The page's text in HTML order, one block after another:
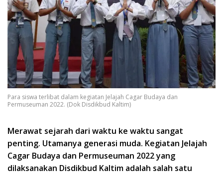
Para siswa terlibat dalam kegiatan Jelajah Cagar Budaya dan
Permuseuman 2022. (Dok Disdikbud Kaltim)
Merawat sejarah dari waktu ke waktu sangat
penting. Utamanya generasi muda. Kegiatan Jelajah
Cagar Budaya dan Permuseuman 2022 yang
dilaksanakan Disdikbud Kaltim adalah salah satu